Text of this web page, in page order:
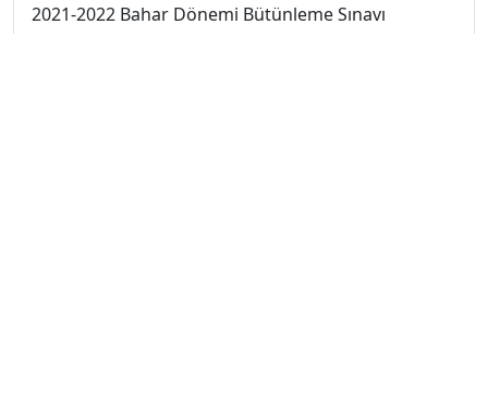
2021-2022 Bahar Dönemi Bütünleme Sınavı